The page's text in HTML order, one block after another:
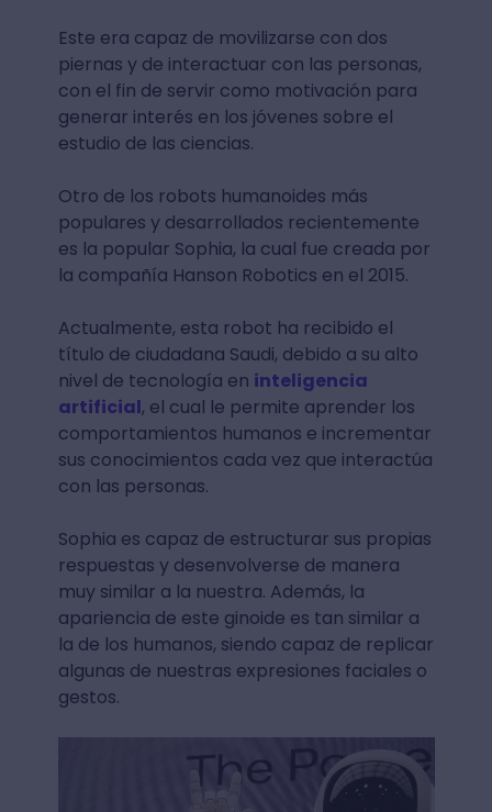
Este era capaz de movilizarse con dos
piernas y de interactuar con las personas,
con el fin de servir como motivación para
generar interés en los jóvenes sobre el
estudio de las ciencias.
Otro de los robots humanoides más
populares y desarrollados recientemente
es la popular Sophia, la cual fue creada por
la compañía Hanson Robotics en el 2015.
Actualmente, esta robot ha recibido el
título de ciudadana Saudi, debido a su alto
nivel de tecnología en inteligencia
artificial, el cual le permite aprender los
comportamientos humanos e incrementar
sus conocimientos cada vez que interactúa
con las personas.
Sophia es capaz de estructurar sus propias
respuestas y desenvolverse de manera
muy similar a la nuestra. Además, la
apariencia de este ginoide es tan similar a
la de los humanos, siendo capaz de replicar
algunas de nuestras expresiones faciales o
gestos.